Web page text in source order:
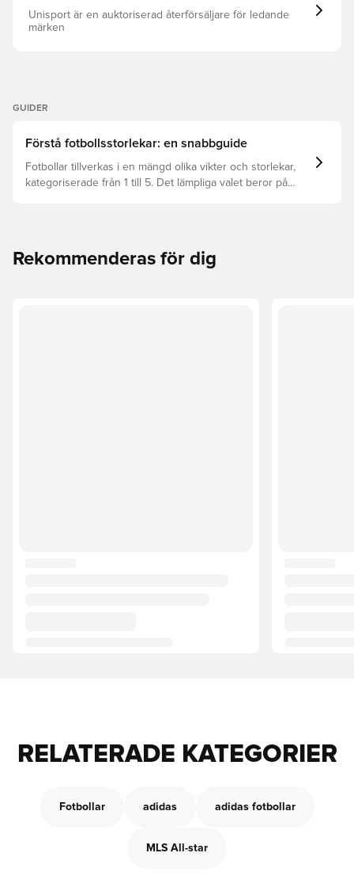
Unisport är en auktoriserad återförsäljare för ledande
märken
GUIDER
Förstå fotbollsstorlekar: en snabbguide
Fotbollar tillverkas i en mängd olika vikter och storlekar,
kategoriserade från 1 till 5. Det lämpliga valet beror på
Rekommenderas för dig
RELATERADE KATEGORIER
Fotbollar adidas adidas fotbollar
MLS All-star